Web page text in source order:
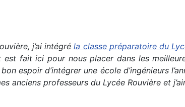
j’ai intégréla classe préparatoire du
fait ici pour nous placer dans les
espoir d’intégrer une école d’ingénieurs
anciens professeurs du Lycée Rouvière et